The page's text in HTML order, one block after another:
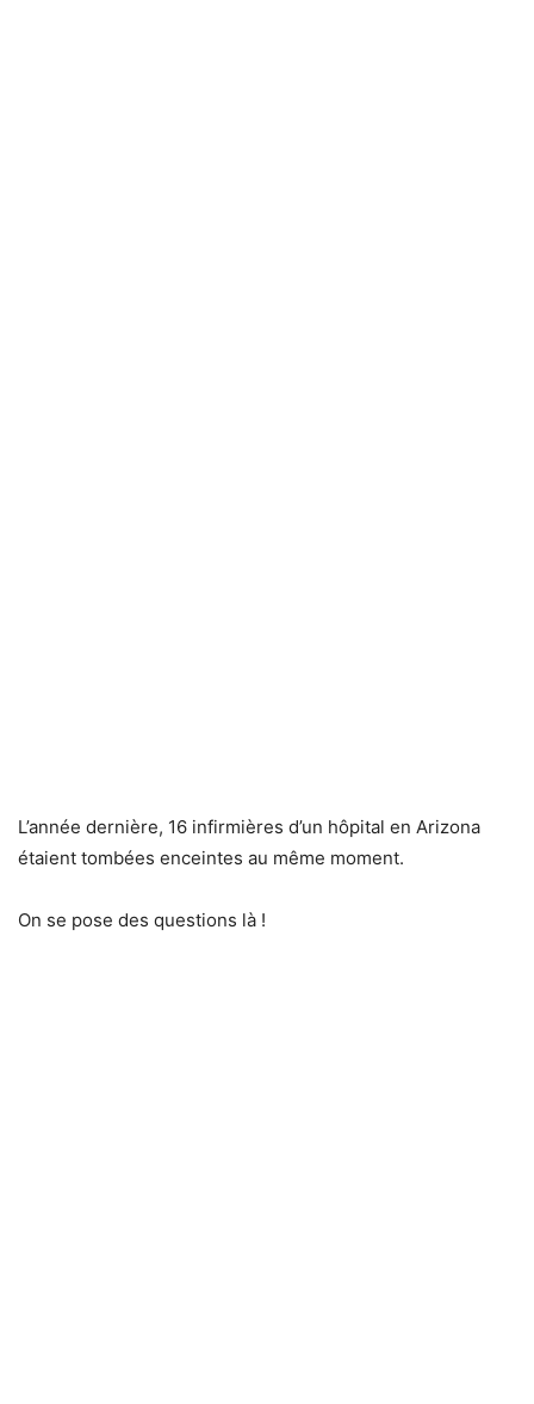
L’année dernière, 16 infirmières d’un hôpital en Arizona
étaient tombées enceintes au même moment.
On se pose des questions là !